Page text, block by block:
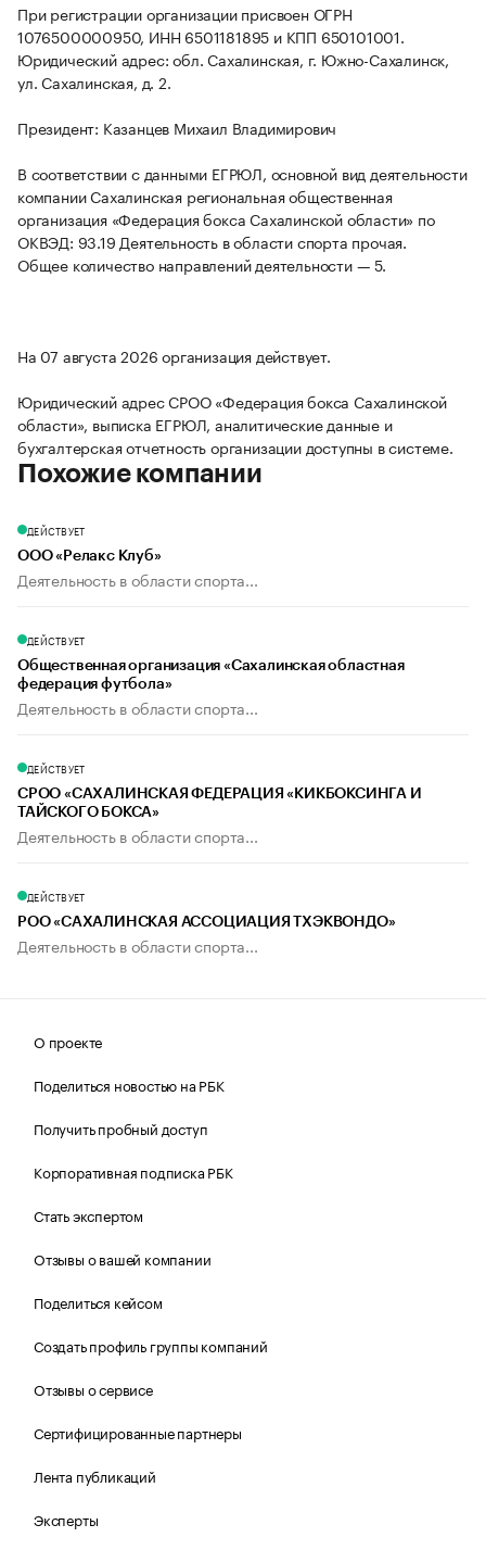
При регистрации организации присвоен ОГРН
1076500000950, ИНН 6501181895 и КПП 650101001.
Юридический адрес: обл. Сахалинская, г. Южно-Сахалинск,
ул. Сахалинская, д. 2.
Президент: Казанцев Михаил Владимирович
В соответствии с данными ЕГРЮЛ, основной вид деятельности
компании Сахалинская региональная общественная
организация «Федерация бокса Сахалинской области» по
ОКВЭД: 93.19 Деятельность в области спорта прочая.
Общее количество направлений деятельности — 5.
На 07 августа 2026 организация действует.
Юридический адрес СРОО «Федерация бокса Сахалинской
области», выписка ЕГРЮЛ, аналитические данные и
бухгалтерская отчетность организации доступны в системе.
Похожие компании
ДЕЙСТВУЕТ
ООО «Релакс Клуб»
Деятельность в области спорта...
ДЕЙСТВУЕТ
Общественная организация «Сахалинская областная
федерация футбола»
Деятельность в области спорта...
ДЕЙСТВУЕТ
СРОО «САХАЛИНСКАЯ ФЕДЕРАЦИЯ «КИКБОКСИНГА И
ТАЙСКОГО БОКСА»
Деятельность в области спорта...
ДЕЙСТВУЕТ
РОО «САХАЛИНСКАЯ АССОЦИАЦИЯ ТХЭКВОНДО»
Деятельность в области спорта...
О проекте
Поделиться новостью на РБК
Получить пробный доступ
Корпоративная подписка РБК
Стать экспертом
Отзывы о вашей компании
Поделиться кейсом
Создать профиль группы компаний
Отзывы о сервисе
Сертифицированные партнеры
Лента публикаций
Эксперты